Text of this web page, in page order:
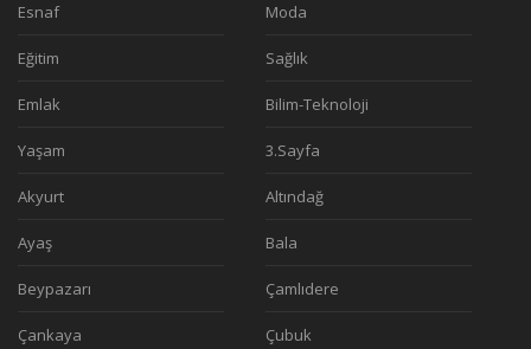
Esnaf Moda
Eğitim Sağlık
Emlak Bilim-Teknoloji
Yaşam 3.Sayfa
Akyurt Altındağ
Ayaş Bala
Beypazarı Çamlıdere
Çankaya Çubuk